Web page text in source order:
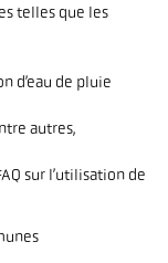
telles que les
d’eau de pluie
autres,
sur l’utilisation de